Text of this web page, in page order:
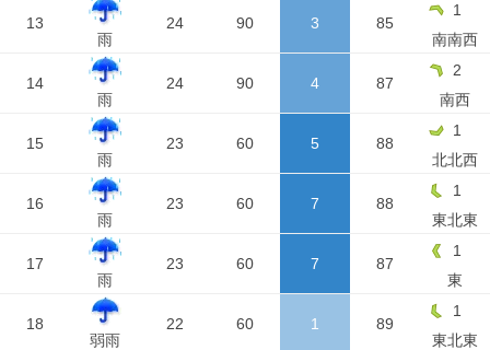
13
雨
24 90 3 85
1
南南西
14
雨
24 90 4 87
2
南西
15
雨
23 60 5 88
1
北北西
16
雨
23 60 7 88
1
東北東
17
雨
23 60 7 87
1
東
18
弱雨
22 60 1 89
1
東北東